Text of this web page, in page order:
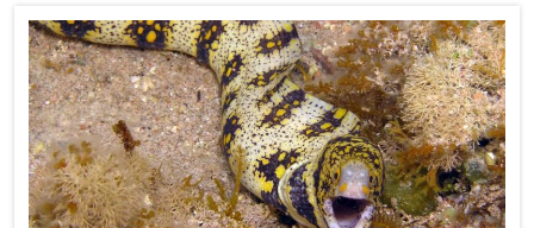
Wirbeltiere
Alle
Artikel
Alle
Themen
Alle
Tiergruppen